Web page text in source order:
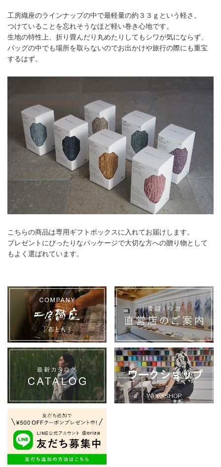
工房織座のラインナップの中で最軽量の約３３ｇという軽さ。
つけていることを忘れそうなほど軽い巻き心地です。
生地の特性上、折り畳んだり丸めたりしてもシワが気にならず、
バッグの中でも場所を取らないのでお出かけや旅行の際にも重宝
するはず。
こちらの商品は専用ギフトボックスに入れてお届けします。
プレゼントにぴったりなパッケージで大切な方への贈り物として
もよく選ばれています。